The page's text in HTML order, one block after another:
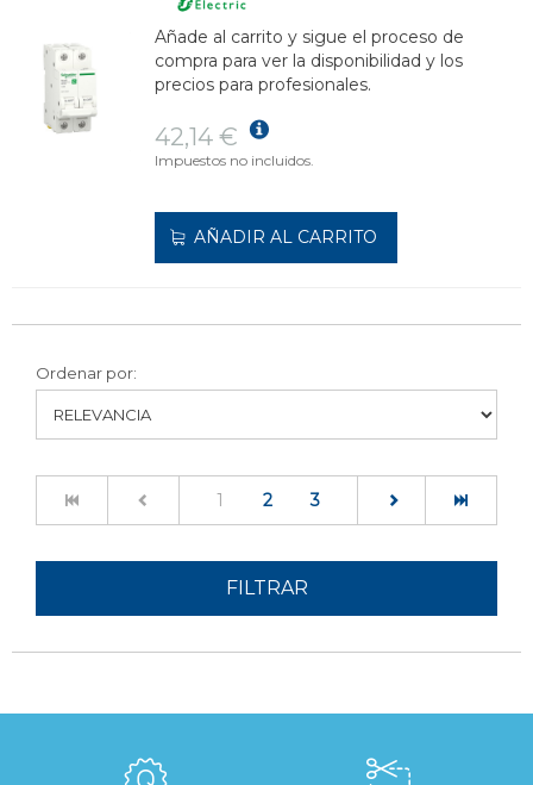
Añade al carrito y sigue el proceso de
compra para ver la disponibilidad y los
precios para profesionales.
42,14 €
Impuestos no incluidos.
AÑADIR AL CARRITO
Ordenar por:
1 (current)
2 3
FILTRAR